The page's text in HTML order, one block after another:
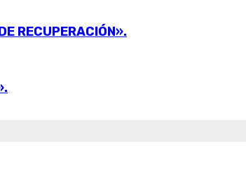
RECUPERACIÓN».